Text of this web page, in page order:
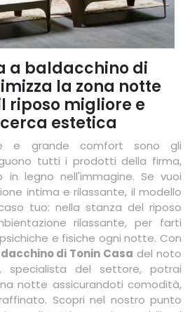
a baldacchino di
la zona notte
riposo migliore e
estetica
e grande comfort sono gli
tutti i prodotti della firma,
legno nell'immagine. Se vuoi
intima e rilassante, il modello
tuo: nella stanza del riposo
rilassante, per farti
e fisiche ogni notte. Con
di Tonin Casa del noto
specialista del settore, potrai
notte assicurandoti comodità,
Scopri nel nostro punto